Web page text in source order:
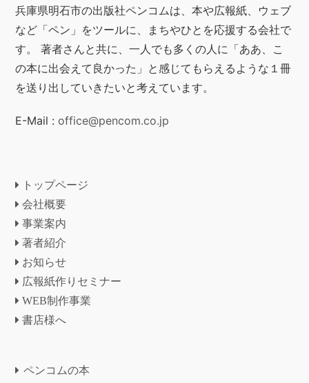
兵庫県明石市の出版社ペンコムは、本や広報紙、ウェブ
など「ペン」をツールに、まちやひとを応援する会社で
す。 著者さんと共に、一人でも多くの人に「ああ、こ
の本に出会えて良かった」と感じてもらえるような１冊
を送り出していきたいと考えています。
E-Mail :office@pencom.co.jp
トップページ
会社概要
事業案内
著者紹介
お知らせ
広報紙作りセミナー
WEB制作事業
書店様へ
ペンコムの本